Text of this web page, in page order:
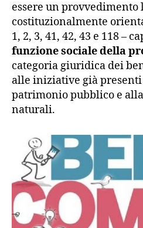
essere un provvedimento
costituzionalmente
1, 2, 3, 41, 42, 43 e 118 –
funzione sociale della
categoria giuridica dei
alle iniziative già
patrimonio pubblico e
naturali.